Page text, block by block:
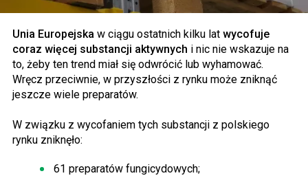
Unia Europejska w ciągu ostatnich kilku lat wycofuje
coraz więcej substancji aktywnych i nic nie wskazuje na
to, żeby ten trend miał się odwrócić lub wyhamować.
Wręcz przeciwnie, w przyszłości z rynku może zniknąć
jeszcze wiele preparatów.
W związku z wycofaniem tych substancji z polskiego
rynku zniknęło:
61 preparatów fungicydowych;